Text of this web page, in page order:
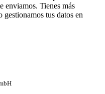
enviamos. Tienes más
tus datos en